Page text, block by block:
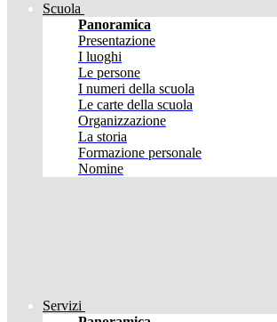
Scuola
Panoramica
Presentazione
I luoghi
Le persone
I numeri della scuola
Le carte della scuola
Organizzazione
La storia
Formazione personale
Nomine
Servizi